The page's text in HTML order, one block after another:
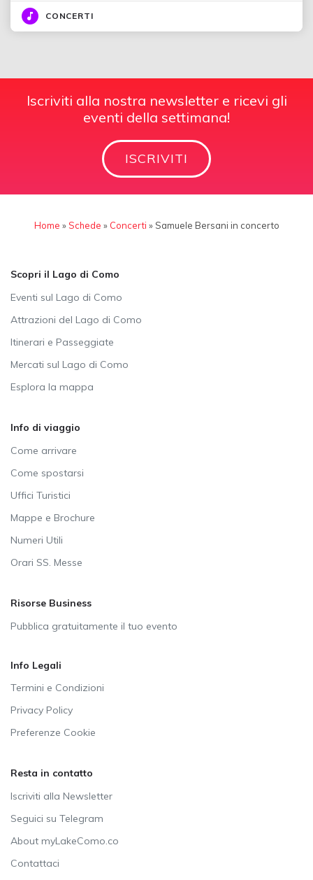
CONCERTI
Iscriviti alla nostra newsletter e ricevi gli
eventi della settimana!
ISCRIVITI
Home »Schede » Concerti » Samuele Bersani in concerto
Scopri il Lago di Como
Eventi sul Lago di Como
Attrazioni del Lago di Como
Itinerari e Passeggiate
Mercati sul Lago di Como
Esplora la mappa
Info di viaggio
Come arrivare
Come spostarsi
Uffici Turistici
Mappe e Brochure
Numeri Utili
Orari SS. Messe
Risorse Business
Pubblica gratuitamente il tuo evento
Info Legali
Termini e Condizioni
Privacy Policy
Preferenze Cookie
Resta in contatto
Iscriviti alla Newsletter
Seguici su Telegram
About myLakeComo.co
Contattaci